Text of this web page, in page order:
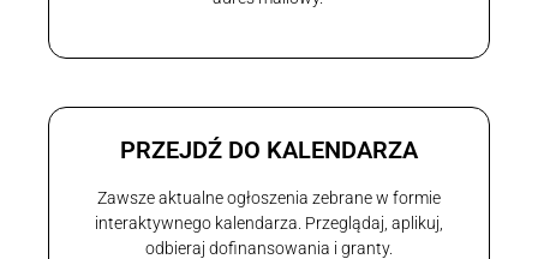
PRZEJDŹ DO KALENDARZA
Zawsze aktualne ogłoszenia zebrane w formie
interaktywnego kalendarza. Przeglądaj, aplikuj,
odbieraj dofinansowania i granty.